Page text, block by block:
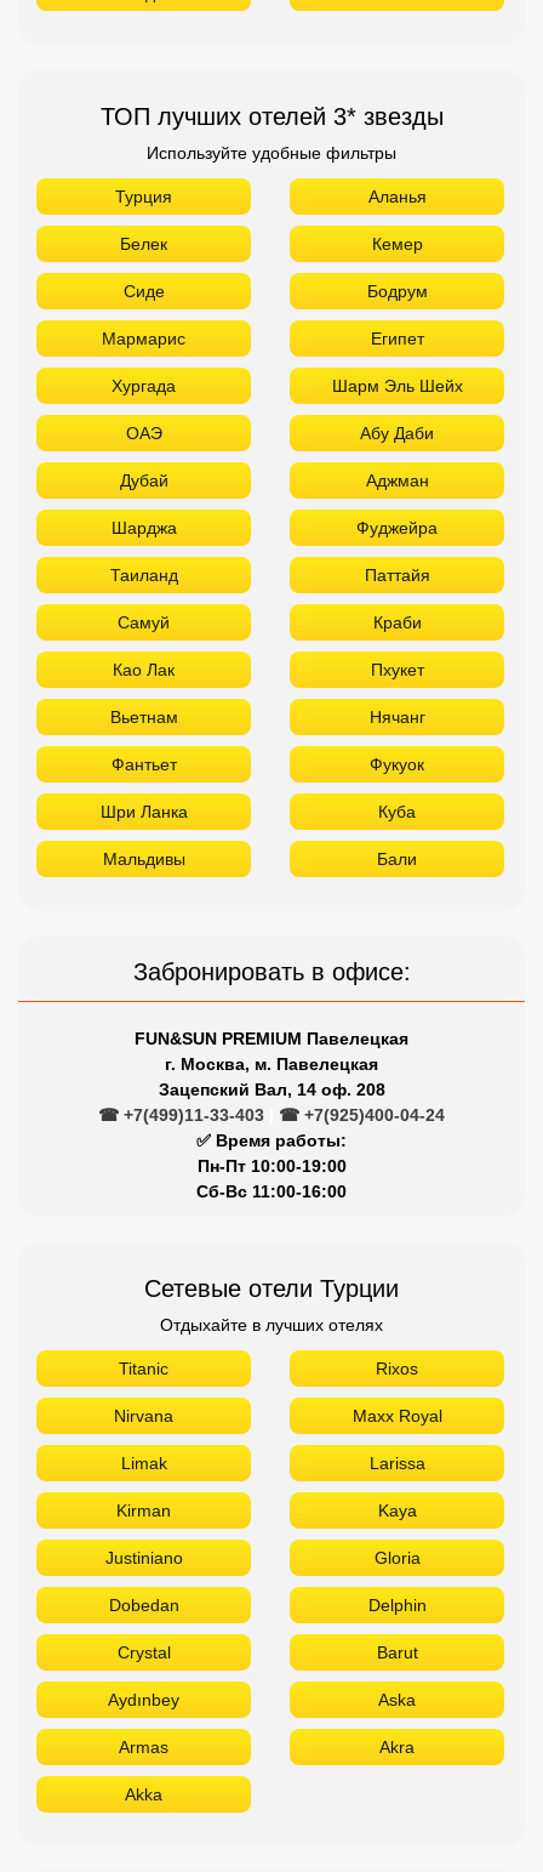
ТОП лучших отелей 3* звезды
Используйте удобные фильтры
Турция Аланья
Белек Кемер
Сиде Бодрум
Мармарис Египет
Хургада Шарм Эль Шейх
ОАЭ Абу Даби
Дубай Аджман
Шарджа Фуджейра
Таиланд Паттайя
Самуй Краби
Као Лак Пхукет
Вьетнам Нячанг
Фантьет Фукуок
Шри Ланка Куба
Мальдивы Бали
Забронировать в офисе:
FUN&SUN PREMIUM Павелецкая
г. Москва, м. Павелецкая
Зацепский Вал, 14 оф. 208
☎ +7(499)11-33-403
☎ +7(925)400-04-24
✅ Время работы:
Пн-Пт 10:00-19:00
Сб-Вс 11:00-16:00
Сетевые отели Турции
Отдыхайте в лучших отелях
Titanic Rixos
Nirvana Maxx Royal
Limak Larissa
Kirman Kaya
Justiniano Gloria
Dobedan Delphin
Crystal Barut
Aydınbey Aska
Armas Akra
Akka